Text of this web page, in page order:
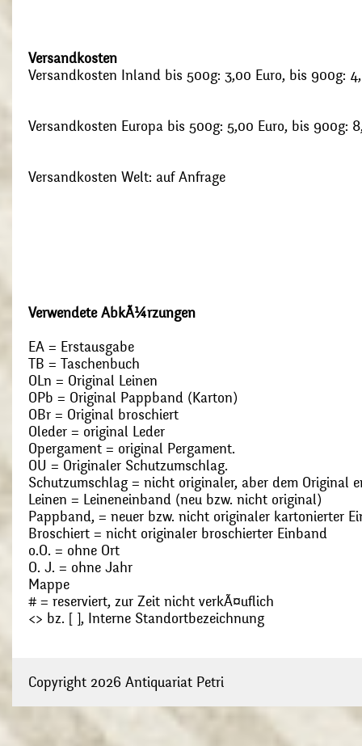
Versandkosten
Versandkosten Inland bis 500g: 3,00 Euro, bis 900g:
Versandkosten Europa bis 500g: 5,00 Euro, bis 900g:
Versandkosten Welt: auf Anfrage
Verwendete AbkÃ¼rzungen
EA = Erstausgabe
TB = Taschenbuch
OLn = Original Leinen
OPb = Original Pappband (Karton)
OBr = Original broschiert
Oleder = original Leder
Opergament = original Pergament.
OU = Originaler Schutzumschlag.
Schutzumschlag = nicht originaler, aber dem Original
Leinen = Leineneinband (neu bzw. nicht original)
Pappband, = neuer bzw. nicht originaler kartonierter
Broschiert = nicht originaler broschierter Einband
o.O. = ohne Ort
O. J. = ohne Jahr
Mappe
# = reserviert, zur Zeit nicht verkÃ¤uflich
<> bz. [ ], Interne Standortbezeichnung
Copyright 2026 Antiquariat Petri